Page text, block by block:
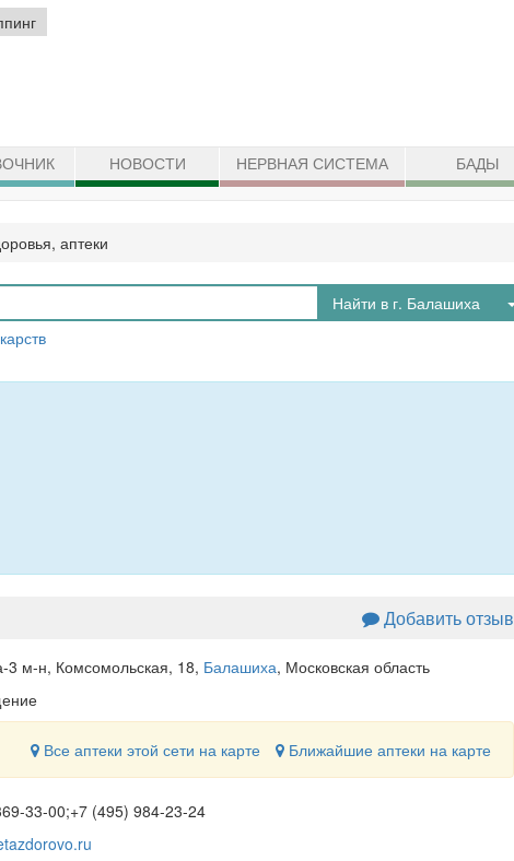
НОВОСТИ НЕРВНАЯ СИСТЕМА БАДЫ
аптеки
Найти в г. Балашиха
Добавить отзыв
3 м-н, Комсомольская, 18, Балашиха, Московская область
Все аптеки этой сети на карте Ближайшие аптеки на карте
33-00;+7 (495) 984-23-24